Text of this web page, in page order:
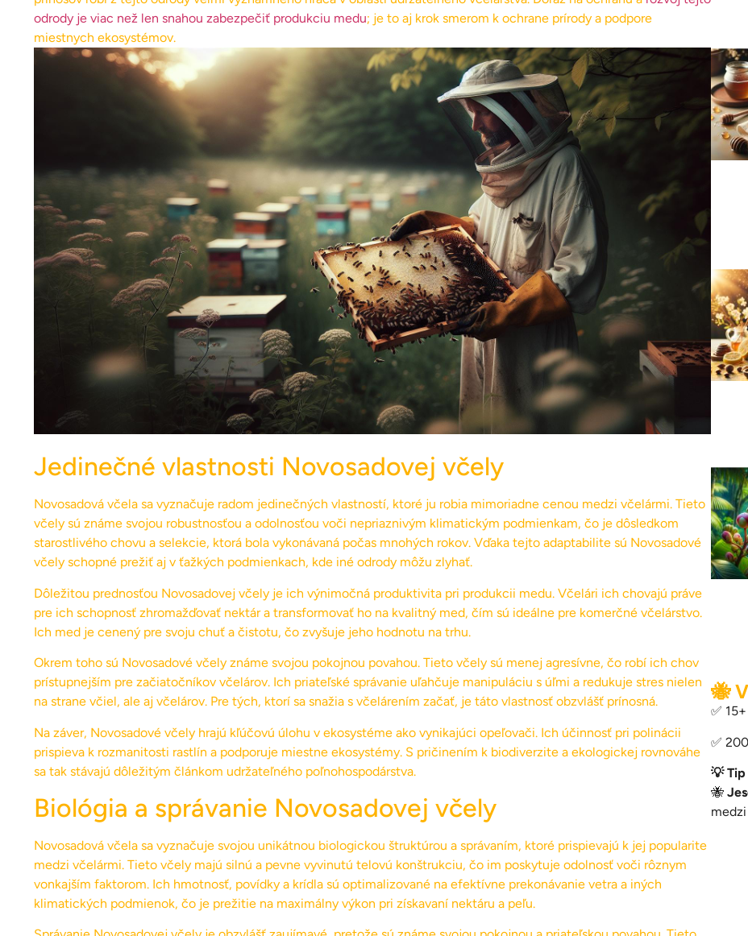
odrody je viac než len snahou zabezpečiť produkciu medu; je to aj krok smerom k ochrane prírody a podpore
miestnych ekosystémov.
Jedinečné vlastnosti Novosadovej včely
Novosadová včela sa vyznačuje radom jedinečných vlastností, ktoré ju robia mimoriadne cenou medzi včelármi. Tieto
včely sú známe svojou robustnosťou a odolnosťou voči nepriaznivým klimatickým podmienkam, čo je dôsledkom
starostlivého chovu a selekcie, ktorá bola vykonávaná počas mnohých rokov. Vďaka tejto adaptabilite sú Novosadové
včely schopné prežiť aj v ťažkých podmienkach, kde iné odrody môžu zlyhať.
Dôležitou prednosťou Novosadovej včely je ich výnimočná produktivita pri produkcii medu. Včelári ich chovajú práve
pre ich schopnosť zhromažďovať nektár a transformovať ho na kvalitný med, čím sú ideálne pre komerčné včelárstvo.
Ich med je cenený pre svoju chuť a čistotu, čo zvyšuje jeho hodnotu na trhu.
Okrem toho sú Novosadové včely známe svojou pokojnou povahou. Tieto včely sú menej agresívne, čo robí ich chov
prístupnejším pre začiatočníkov včelárov. Ich priateľské správanie uľahčuje manipuláciu s úľmi a redukuje stres nielen
na strane včiel, ale aj včelárov. Pre tých, ktorí sa snažia s včelárením začať, je táto vlastnosť obzvlášť prínosná.
Na záver, Novosadové včely hrajú kľúčovú úlohu v ekosystéme ako vynikajúci opeľovači. Ich účinnosť pri polinácii
prispieva k rozmanitosti rastlín a podporuje miestne ekosystémy. S pričinením k biodiverzite a ekologickej rovnováhe
sa tak stávajú dôležitým článkom udržateľného poľnohospodárstva.
Biológia a správanie Novosadovej včely
Novosadová včela sa vyznačuje svojou unikátnou biologickou štruktúrou a správaním, ktoré prispievajú k jej popularite
medzi včelármi. Tieto včely majú silnú a pevne vyvinutú telovú konštrukciu, čo im poskytuje odolnosť voči rôznym
vonkajším faktorom. Ich hmotnosť, povídky a krídla sú optimalizované na efektívne prekonávanie vetra a iných
klimatických podmienok, čo je prežitie na maximálny výkon pri získavaní nektáru a peľu.
🐝
✅
✅
💡
🐝